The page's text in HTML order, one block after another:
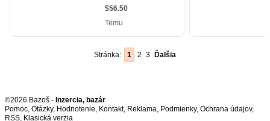
Stránka: 1 2 3 Ďalšia
©2026 Bazoš - Inzercia, bazár
Pomoc, Otázky, Hodnotenie, Kontakt, Reklama, Podmienky, Ochrana údajov,
RSS,